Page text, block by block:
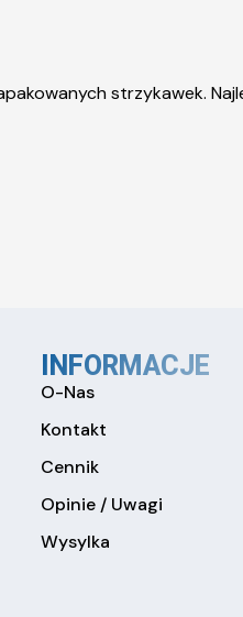
strzykawek.
INFORMACJE
O-Nas
Kontakt
Cennik
Opinie / Uwagi
Wysylka